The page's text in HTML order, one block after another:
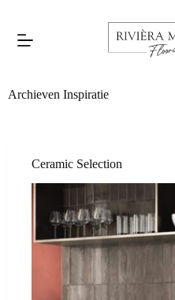
Archieven Inspiratie
Ceramic Selection